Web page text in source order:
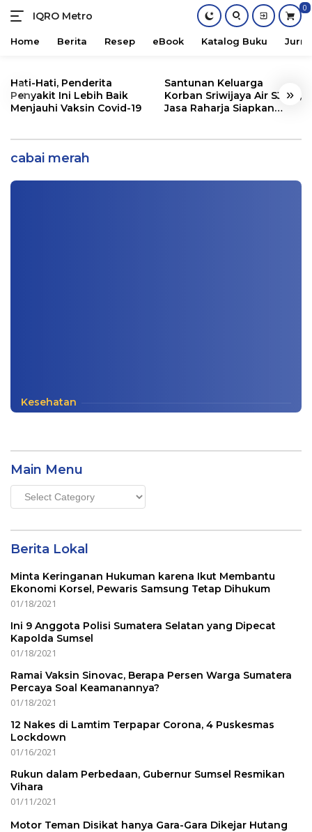
content
IQRO Metro
Lets
Bright
0
Home Berita Resep eBook Katalog Buku
« »
Hati-Hati, Penderita
Penyakit Ini Lebih Baik
Menjauhi Vaksin Covid-19
Santunan Keluarga
Korban Sriwijaya Air SJ182,
Jasa Raharja Siapkan
cabai merah
yang Mengandung Vit. C, Jeruk?
Kesehatan|12/20/2020
Kesehatan
Main Menu
Main
Menu
Berita Lokal
Minta Keringanan Hukuman karena Ikut Membantu
Ekonomi Korsel, Pewaris Samsung Tetap Dihukum
01/18/2021
Ini 9 Anggota Polisi Sumatera Selatan yang Dipecat
Kapolda Sumsel
01/18/2021
Ramai Vaksin Sinovac, Berapa Persen Warga Sumatera
Percaya Soal Keamanannya?
01/18/2021
12 Nakes di Lamtim Terpapar Corona, 4 Puskesmas
Lockdown
01/16/2021
Rukun dalam Perbedaan, Gubernur Sumsel Resmikan
Vihara
01/11/2021
Motor Teman Disikat hanya Gara-Gara Dikejar Hutang